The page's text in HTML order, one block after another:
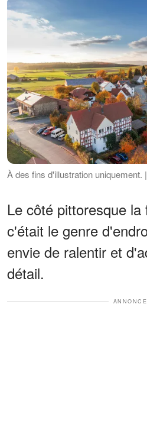
À des fins d'illustration uniquement.
Le côté pittoresque
c'était le genre
envie de ralentir et
détail.